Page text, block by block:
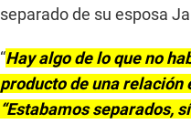
separado de su esposa
“Hay algo de lo que no
producto de una
“Estabamos separados,